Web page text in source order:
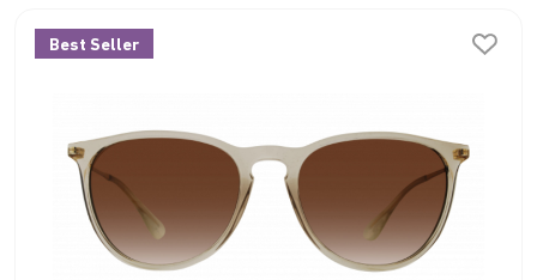
Best Seller